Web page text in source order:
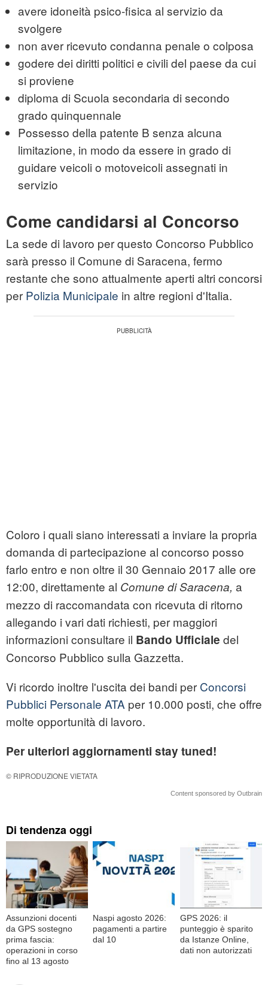
avere idoneità psico-fisica al servizio da
svolgere
non aver ricevuto condanna penale o colposa
godere dei diritti politici e civili del paese da cui
si proviene
diploma di Scuola secondaria di secondo
grado quinquennale
Possesso della patente B senza alcuna
limitazione, in modo da essere in grado di
guidare veicoli o motoveicoli assegnati in
servizio
Come candidarsi al Concorso
La sede di lavoro per questo Concorso Pubblico
sarà presso il Comune di Saracena, fermo
restante che sono attualmente aperti altri concorsi
per Polizia Municipale in altre regioni d'Italia.
Coloro i quali siano interessati a inviare la propria
domanda di partecipazione al concorso posso
farlo entro e non oltre il 30 Gennaio 2017 alle ore
12:00, direttamente al Comune di Saracena, a
mezzo di raccomandata con ricevuta di ritorno
allegando i vari dati richiesti, per maggiori
informazioni consultare il Bando Ufficiale del
Concorso Pubblico sulla Gazzetta.
Vi ricordo inoltre l'uscita dei bandi per Concorsi
Pubblici Personale ATA per 10.000 posti, che offre
molte opportunità di lavoro.
Per ulteriori aggiornamenti stay tuned!
© RIPRODUZIONE VIETATA
Content sponsored by Outbrain
Di tendenza oggi
Assunzioni docenti
da GPS sostegno
prima fascia:
operazioni in corso
fino al 13 agosto
Naspi agosto 2026:
pagamenti a partire
dal 10
GPS 2026: il
punteggio è sparito
da Istanze Online,
dati non autorizzati